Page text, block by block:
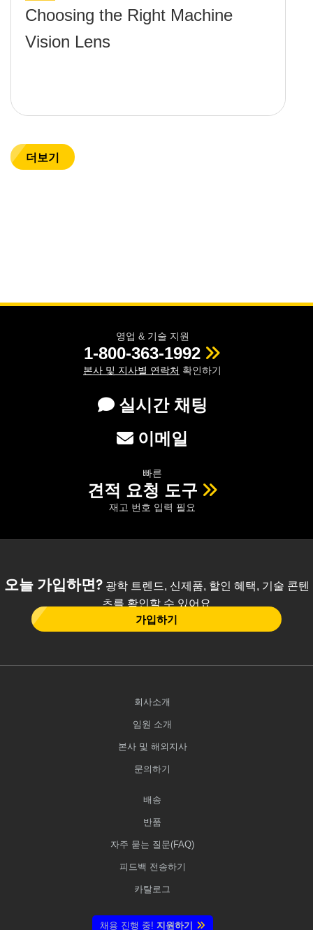
Choosing the Right Machine
Vision Lens
더보기
영업 & 기술 지원
1-800-363-1992
본사 및 지사별 연락처 확인하기
실시간 채팅
이메일
빠른
견적 요청 도구
재고 번호 입력 필요
오늘 가입하면?광학 트렌드, 신제품, 할인 혜택, 기술 콘텐
츠를 확인할 수 있어요
가입하기
회사소개
임원 소개
본사 및 해외지사
문의하기
배송
반품
자주 묻는 질문(FAQ)
피드백 전송하기
카탈로그
채용 진행 중! 지원하기